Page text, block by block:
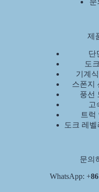
문
제
단
도
기계
스폰지
풍선
고
트럭
도크 레벨
문의
WhatsApp: +